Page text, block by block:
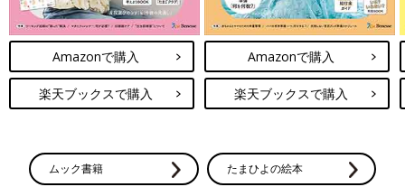
Amazonで購入
楽天ブックスで購入
Amazonで購入
楽天ブックスで購入
ムック書籍 たまひよの絵本